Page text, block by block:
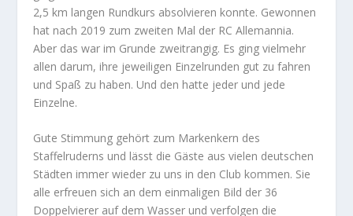
2,5 km langen Rundkurs absolvieren konnte. Gewonnen
hat nach 2019 zum zweiten Mal der RC Allemannia.
Aber das war im Grunde zweitrangig. Es ging vielmehr
allen darum, ihre jeweiligen Einzelrunden gut zu fahren
und Spaß zu haben. Und den hatte jeder und jede
Einzelne.
Gute Stimmung gehört zum Markenkern des
Staffelruderns und lässt die Gäste aus vielen deutschen
Städten immer wieder zu uns in den Club kommen. Sie
alle erfreuen sich an dem einmaligen Bild der 36
Doppelvierer auf dem Wasser und verfolgen die